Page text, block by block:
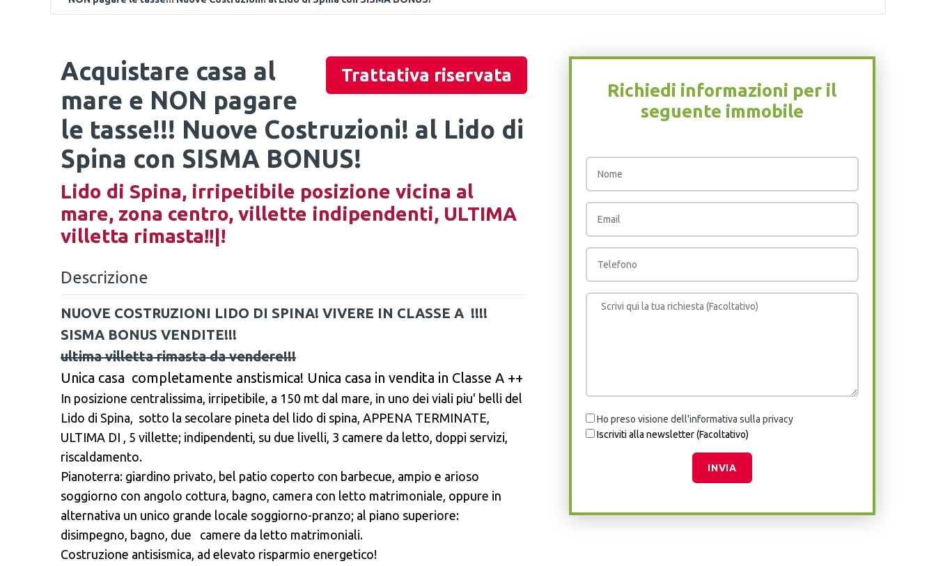
Trattativa riservata
Acquistare casa al
mare e NON pagare
le tasse!!! Nuove Costruzioni! al Lido di
Spina con SISMA BONUS!
Lido di Spina, irripetibile posizione vicina al
mare, zona centro, villette indipendenti, ULTIMA
villetta rimasta!!|!
Descrizione
NUOVE COSTRUZIONI LIDO DI SPINA! VIVERE IN CLASSE A !!!!
SISMA BONUS VENDITE!!!
ultima villetta rimasta da vendere!!!
Unica casa completamente anstismica! Unica casa in vendita in Classe A ++
In posizione centralissima, irripetibile, a 150 mt dal mare, in uno dei viali piu' belli del
Lido di Spina, sotto la secolare pineta del lido di spina, APPENA TERMINATE,
ULTIMA DI , 5 villette; indipendenti, su due livelli, 3 camere da letto, doppi servizi,
riscaldamento.
Pianoterra: giardino privato, bel patio coperto con barbecue, ampio e arioso
soggiorno con angolo cottura, bagno, camera con letto matrimoniale, oppure in
alternativa un unico grande locale soggiorno-pranzo; al piano superiore:
disimpegno, bagno, due camere da letto matrimoniali.
Costruzione antisismica, ad elevato risparmio energetico!
Richiedi informazioni per il
seguente immobile
Ho preso visione dell'informativa sulla privacy
Iscriviti alla newsletter (Facoltativo)
INVIA